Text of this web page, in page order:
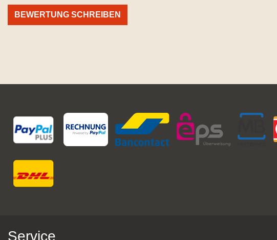
BEWERTUNG SCHREIBEN
Service